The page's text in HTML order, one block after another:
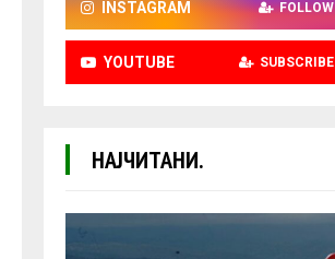
INSTAGRAM FOLLOW
YOUTUBE SUBSCRIBE
НАЈЧИТАНИ.